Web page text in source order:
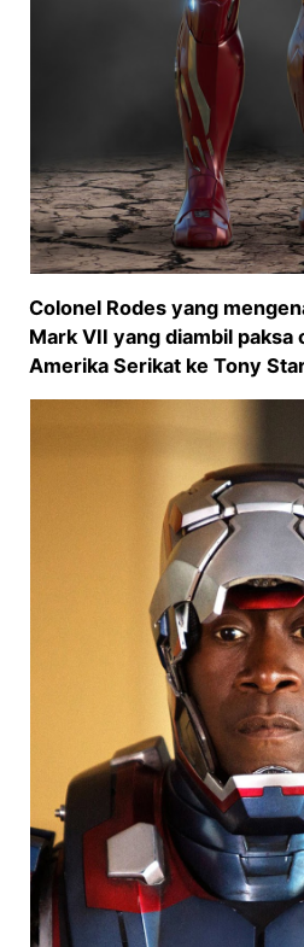
Colonel Rodes yang
Mark VII yang diambil paksa
Amerika Serikat ke Tony